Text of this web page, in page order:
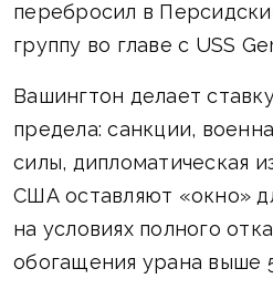
перебросил в
группу во главе с USS
Вашингтон делает
предела: санкции,
силы, дипломатическая
США оставляют «окно»
на условиях полного
обогащения урана выше